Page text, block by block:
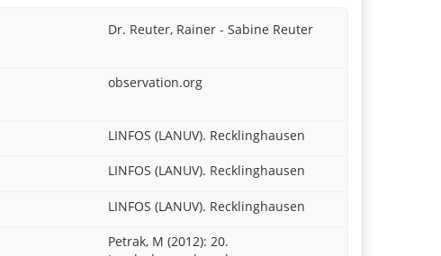
Dr. Reuter, Rainer - Sabine Reuter
observation.org
LINFOS (LANUV). Recklinghausen
LINFOS (LANUV). Recklinghausen
LINFOS (LANUV). Recklinghausen
Petrak, M (2012): 20.